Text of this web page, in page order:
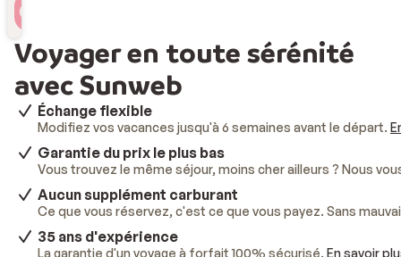
Voyager en toute sérénité
avec Sunweb
Échange flexible
Modifiez vos vacances jusqu'à 6 semaines avant le départ.
Garantie du prix le plus bas
Vous trouvez le même séjour, moins cher ailleurs ? Nous
Aucun supplément carburant
Ce que vous réservez, c'est ce que vous payez. Sans
35 ans d'expérience
La garantie d'un voyage à forfait 100% sécurisé. En savoir